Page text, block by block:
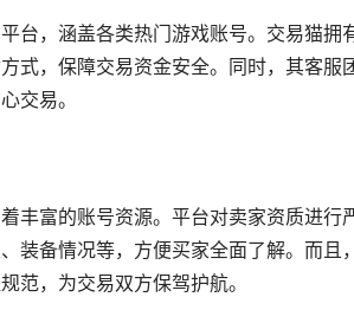
台，涵盖各类热门游戏账号。交易猫
式，保障交易资金安全。同时，其客
交易。
丰富的账号资源。平台对卖家资质进
装备情况等，方便买家全面了解。而
范，为交易双方保驾护航。